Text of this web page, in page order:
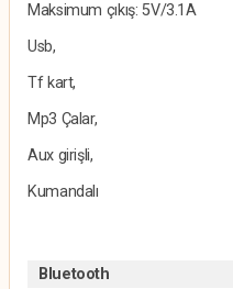
Maksimum çıkış: 5V/3.1A
Usb,
Tf kart,
Mp3 Çalar,
Aux girişli,
Kumandalı
Bluetooth